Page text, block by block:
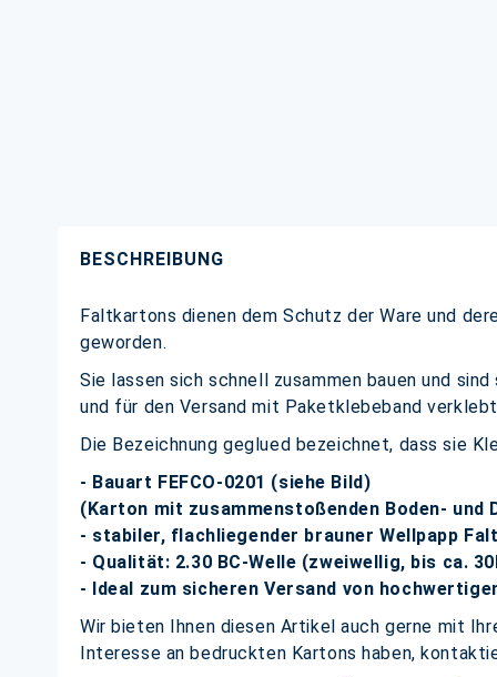
BESCHREIBUNG
Faltkartons dienen dem Schutz der Ware und
geworden.
Sie lassen sich schnell zusammen bauen und
und für den Versand mit Paketklebeband
Die Bezeichnung geglued bezeichnet, dass sie
- Bauart FEFCO-0201 (siehe Bild)
(Karton mit zusammenstoßenden Boden- und
- stabiler, flachliegender brauner Wellpapp
- Qualität: 2.30 BC-Welle (zweiwellig, bis ca.
- Ideal zum sicheren Versand von
Wir bieten Ihnen diesen Artikel auch gerne mit
Interesse an bedruckten Kartons haben,